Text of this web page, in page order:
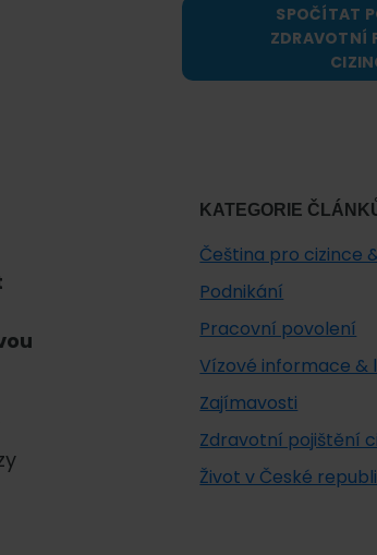
SPOČÍTAT
ZDRAVOTNÍ
KATEGORIE
Čeština pro cizince
Podnikání
Pracovní povolení
Vízové informace &
Zajímavosti
Zdravotní pojištění
Život v České